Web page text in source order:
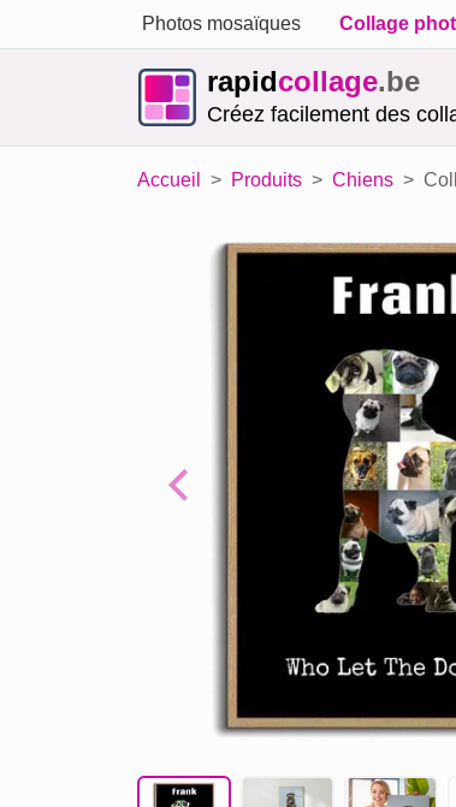
Photos mosaïques Collage
rapidcollage.be
Créez facilement des
Accueil Produits Chiens
Previous